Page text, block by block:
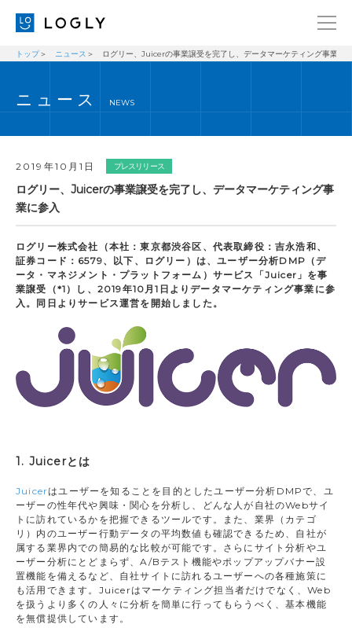
経営理念
ブログ
事業内容
採用情報
IR
お問い合わせ
トップ ニュース ログリー、Juicerの事業譲受を完了し、データマーケティング事業に
ニュース NEWS
2019年10月1日 プレスリリース
ログリー、Juicerの事業譲受を完了し、データマーケティング事
業に参入
ログリー株式会社（本社：東京都渋谷区、代表取締役：吉永浩和、
証券コード：6579、以下、ログリー）は、ユーザー分析DMP（デ
ータ・マネジメント・プラットフォーム）サービス「Juicer」を事
業譲受（*1）し、2019年10月1日よりデータマーケティング事業に参
入。同日よりサービス運営を開始しました。
1. Juicerとは
Juicerはユーザーを知ることを目的としたユーザー分析DMPで、ユ
ーザーの性年代や興味・関心を分析し、どんな人が自社のWebサイ
トに訪れているかを把握できるツールです。また、業界（カテゴ
リ）内のユーザー行動データの平均数値も確認できるため、自社が
属する業界内での簡易的な比較が可能です。さらにサイト分析やユ
ーザー分析にとどまらず、A/Bテスト機能やポップアップバナー設
置機能を備えるなど、自社サイトに訪れるユーザーへの各種施策に
も活用できます。Juicerはマーケティング担当者だけでなく、Web
を扱うより多くの人々に分析を簡単に行ってもらうべく、基本機能
を無償提供しています。